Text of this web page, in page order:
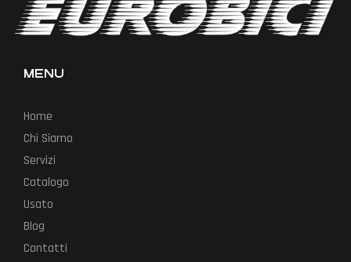
MENU
Home
Chi Siamo
Servizi
Catalogo
Usato
Blog
Contatti